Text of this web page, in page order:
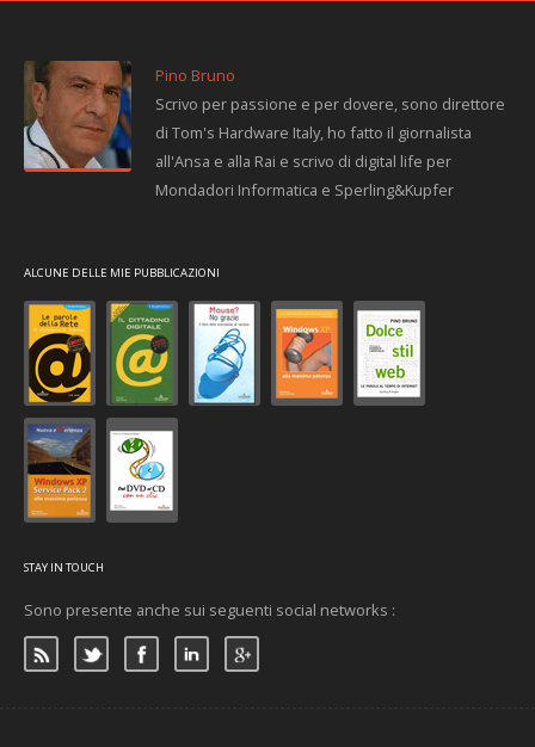
Pino Bruno
Scrivo per passione e per dovere, sono direttore
di Tom's Hardware Italy, ho fatto il giornalista
all'Ansa e alla Rai e scrivo di digital life per
Mondadori Informatica e Sperling&Kupfer
ALCUNE DELLE MIE PUBBLICAZIONI
STAY IN TOUCH
Sono presente anche sui seguenti social networks :